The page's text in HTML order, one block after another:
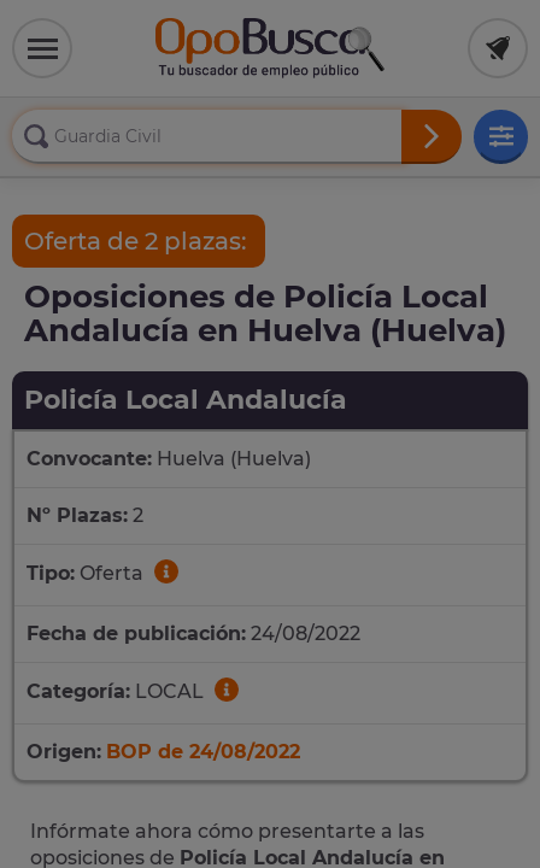
Oferta de 2 plazas:
Oposiciones de Policía Local
Andalucía en Huelva (Huelva)
Policía Local Andalucía
Convocante: Huelva (Huelva)
Nº Plazas: 2
Tipo: Oferta
Fecha de publicación: 24/08/2022
Categoría: LOCAL
Origen: BOP de 24/08/2022
Infórmate ahora cómo presentarte a las
oposiciones de Policía Local Andalucía en